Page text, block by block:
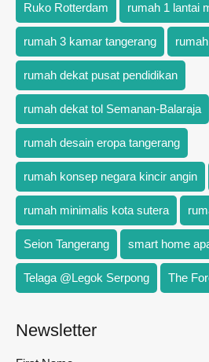
Ruko Rotterdam rumah 1 lantai
rumah 3 kamar tangerang
rumah dekat pusat pendidikan
rumah dekat tol Semanan-Balaraja
rumah desain eropa tangerang
rumah konsep negara kincir angin
rumah minimalis kota sutera
Seion Tangerang smart home
Telaga @Legok Serpong The
Newsletter